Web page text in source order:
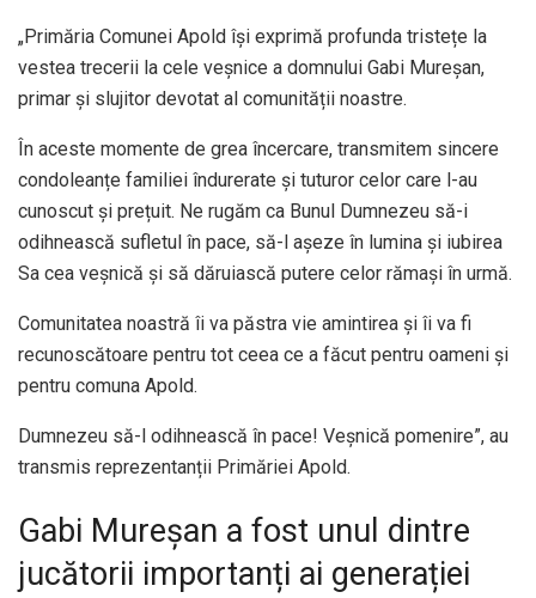
„Primăria Comunei Apold își exprimă profunda tristețe la
vestea trecerii la cele veșnice a domnului Gabi Mureșan,
primar și slujitor devotat al comunității noastre.
În aceste momente de grea încercare, transmitem sincere
condoleanțe familiei îndurerate și tuturor celor care l-au
cunoscut și prețuit. Ne rugăm ca Bunul Dumnezeu să-i
odihnească sufletul în pace, să-l așeze în lumina și iubirea
Sa cea veșnică și să dăruiască putere celor rămași în urmă.
Comunitatea noastră îi va păstra vie amintirea și îi va fi
recunoscătoare pentru tot ceea ce a făcut pentru oameni și
pentru comuna Apold.
Dumnezeu să-l odihnească în pace! Veșnică pomenire”, au
transmis reprezentanții Primăriei Apold.
Gabi Mureșan a fost unul dintre
jucătorii importanți ai generației